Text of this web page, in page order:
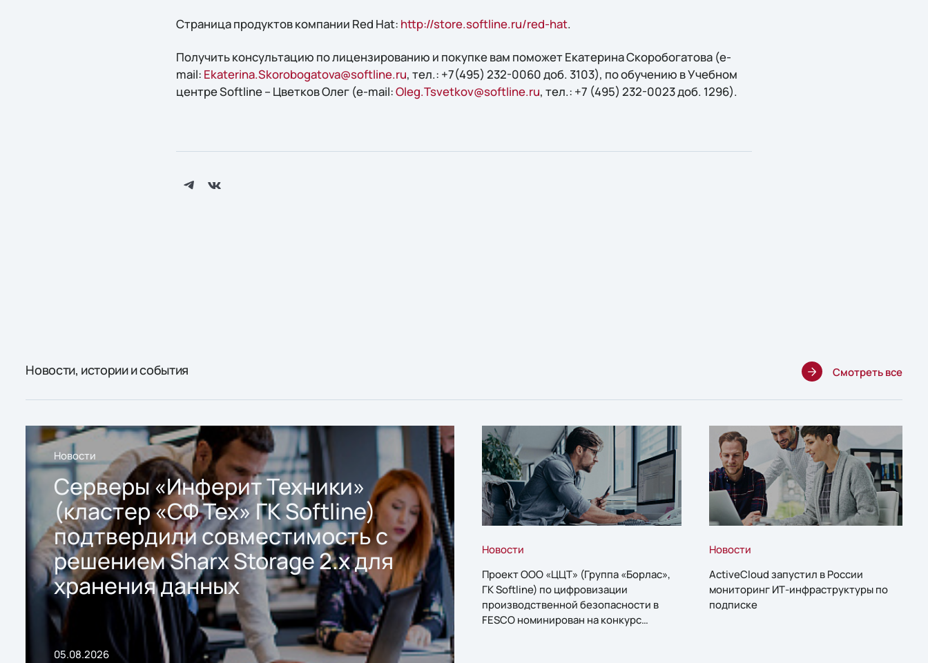
Страница продуктов компании Red Hat: http://store.softline.ru/red-hat.
Получить конcультацию по лицензированию и покупке вам поможет Екатерина Скоробогатова (e-
mail: Ekaterina.Skorobogatova@softline.ru, тел.: +7(495) 232-0060 доб. 3103), по обучению в Учебном
центре Softline – Цветков Олег (e-mail:Oleg.Tsvetkov@softline.ru, тел.: +7 (495) 232-0023 доб. 1296).
Новости, истории и события Смотреть все
Новости
Серверы «Инферит Техники»
(кластер «СФ Тех» ГК Softline)
подтвердили совместимость с
решением Sharx Storage 2.x для
хранения данных
05.08.2026
Новости
Проект ООО «ЦЦТ» (Группа «Борлас»,
ГК Softline) по цифровизации
производственной безопасности в
FESCO номинирован на конкурс
Новости
ActiveCloud запустил в России
мониторинг ИТ-инфраструктуры по
подписке